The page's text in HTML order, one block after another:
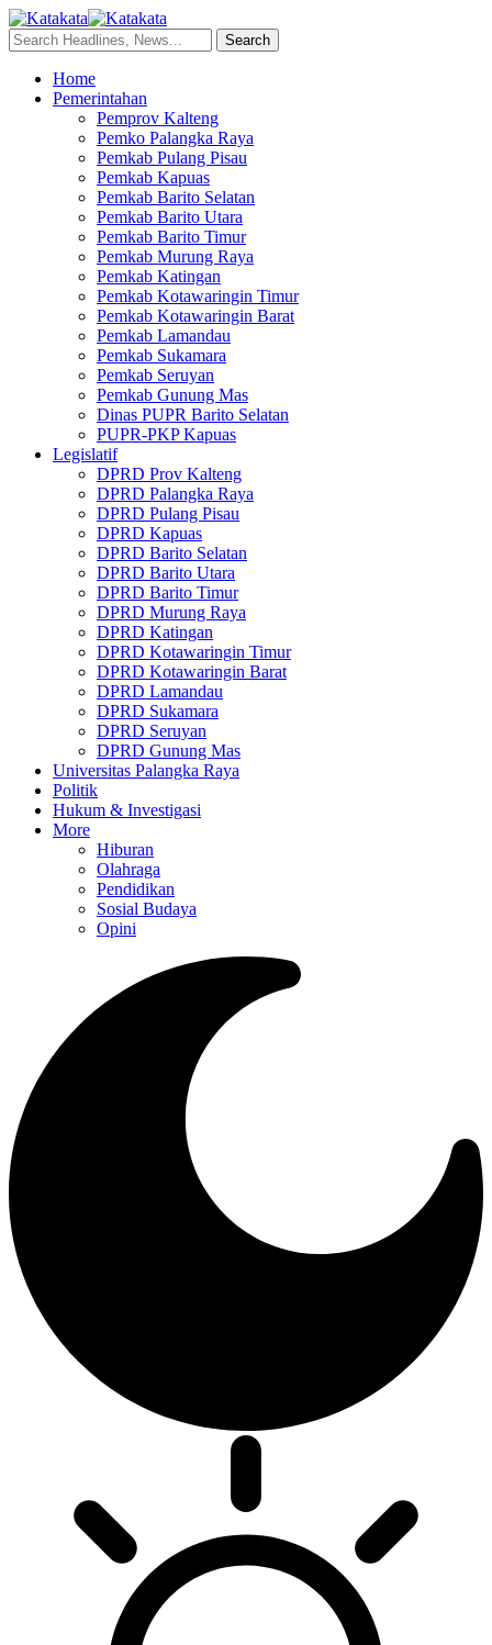
Home
Pemerintahan
Pemprov Kalteng
Pemko Palangka Raya
Pemkab Pulang Pisau
Pemkab Kapuas
Pemkab Barito Selatan
Pemkab Barito Utara
Pemkab Barito Timur
Pemkab Murung Raya
Pemkab Katingan
Pemkab Kotawaringin Timur
Pemkab Kotawaringin Barat
Pemkab Lamandau
Pemkab Sukamara
Pemkab Seruyan
Pemkab Gunung Mas
Dinas PUPR Barito Selatan
PUPR-PKP Kapuas
Legislatif
DPRD Prov Kalteng
DPRD Palangka Raya
DPRD Pulang Pisau
DPRD Kapuas
DPRD Barito Selatan
DPRD Barito Utara
DPRD Barito Timur
DPRD Murung Raya
DPRD Katingan
DPRD Kotawaringin Timur
DPRD Kotawaringin Barat
DPRD Lamandau
DPRD Sukamara
DPRD Seruyan
DPRD Gunung Mas
Universitas Palangka Raya
Politik
Hukum & Investigasi
More
Hiburan
Olahraga
Pendidikan
Sosial Budaya
Opini